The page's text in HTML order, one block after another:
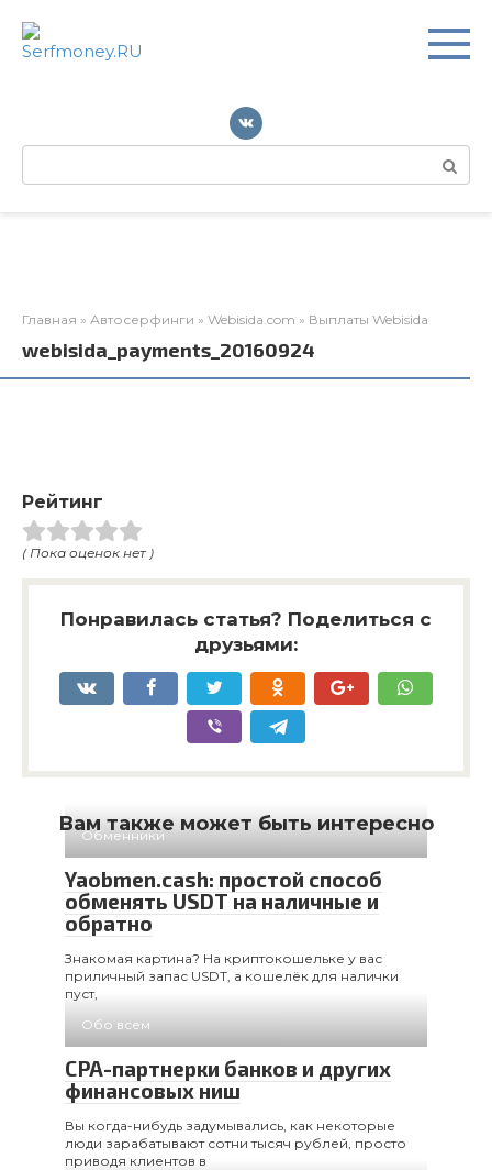
контенту
Поиск:
Главная » Автосерфинги » Webisida.com » Выплаты Webisida
webisida_payments_20160924
Рейтинг
( Пока оценок нет )
Понравилась статья? Поделиться с
друзьями:
Вам также может быть интересно
Обменники
Yaobmen.cash: простой способ
обменять USDT на наличные и
обратно
Знакомая картина? На криптокошельке у вас
приличный запас USDT, а кошелёк для налички
пуст,
Обо всем
CPA-партнерки банков и других
финансовых ниш
Вы когда-нибудь задумывались, как некоторые
люди зарабатывают сотни тысяч рублей, просто
приводя клиентов в